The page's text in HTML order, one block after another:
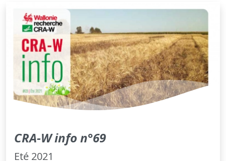
CRA-W info n°69
Eté 2021